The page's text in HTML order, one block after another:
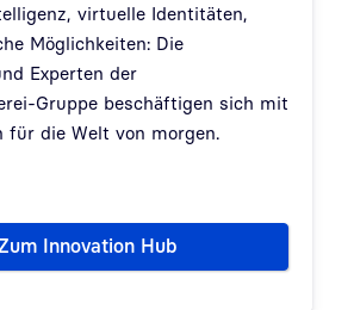
virtuelle Identitäten,
Möglichkeiten: Die
Experten der
Gruppe beschäftigen sich mit
für die Welt von morgen.
Innovation Hub